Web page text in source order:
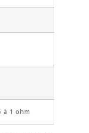
à 1 ohm